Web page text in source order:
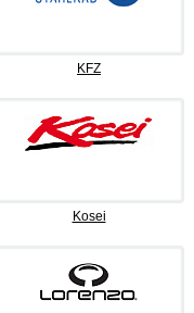
KFZ
Kosei